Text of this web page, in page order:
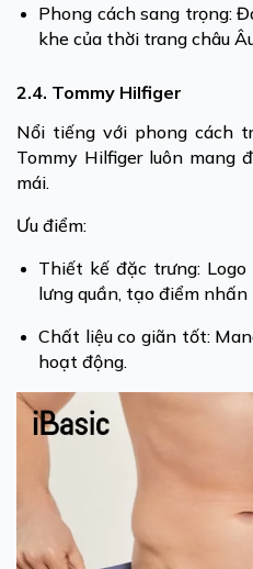
Phong cách sang trọng:
khe của thời trang châu
2.4. Tommy Hilfiger
Nổi tiếng với phong cách
Tommy Hilfiger luôn mang
mái.
Ưu điểm:
Thiết kế đặc trưng:
lưng quần, tạo điểm
Chất liệu co giãn tốt:
hoạt động.